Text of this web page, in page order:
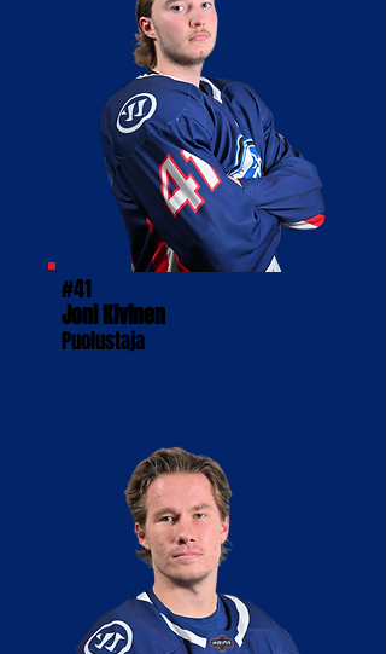
#41
Joni Kivinen
Puolustaja